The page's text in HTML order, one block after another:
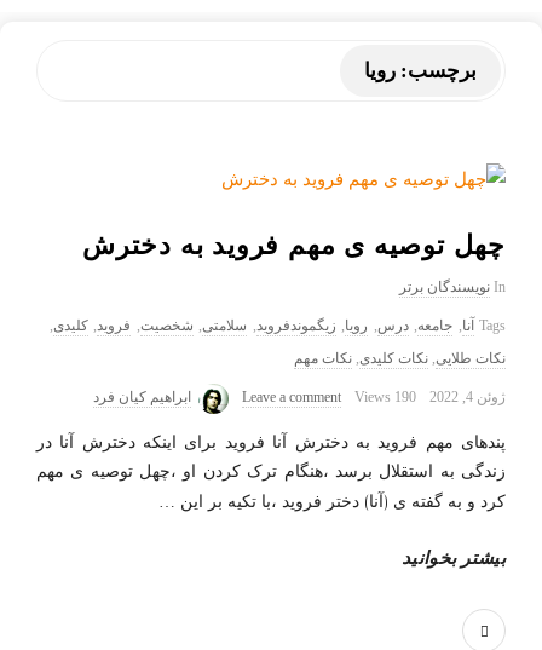
برچسب: رویا
چهل توصیه ی مهم فروید به دخترش
In نویسندگان برتر
Tags آنا, جامعه,درس, رویا, زیگموندفروید, سلامتی, شخصیت, فروید, کلیدی,
نکات طلایی, نکات کلیدی, نکات مهم
ژوئن 4, 2022 190 Views
Leave a comment ابراهیم کیان فرد
پندهای مهم فروید به دخترش آنا فروید برای اینکه دخترش آنا در
زندگی به استقلال برسد ،هنگام ترک کردن او ،چهل توصیه ی مهم
کرد و به گفته ی (آنا) دختر فروید ،با تکیه بر این
بیشتر بخوانید